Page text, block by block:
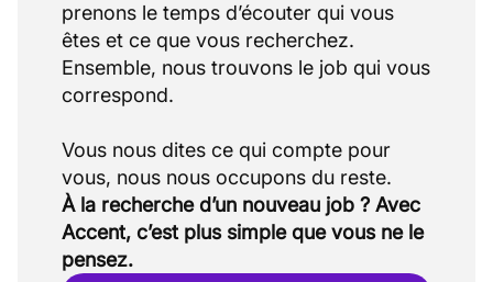
prenons le temps d’écouter qui vous
êtes et ce que vous recherchez.
Ensemble, nous trouvons le job qui vous
correspond.
Vous nous dites ce qui compte pour
À la recherche d’un nouveau job ? Avec
Accent, c’est plus simple que vous ne le
pensez.